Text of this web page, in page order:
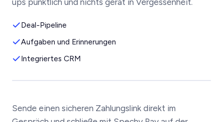
ups pünktlich und nichts gerät in Vergessenheit.
Deal-Pipeline
Aufgaben und Erinnerungen
Integriertes CRM
Sende einen sicheren Zahlungslink direkt im